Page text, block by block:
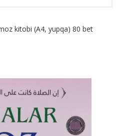
kitobi (А4, yupqa) 80 bet